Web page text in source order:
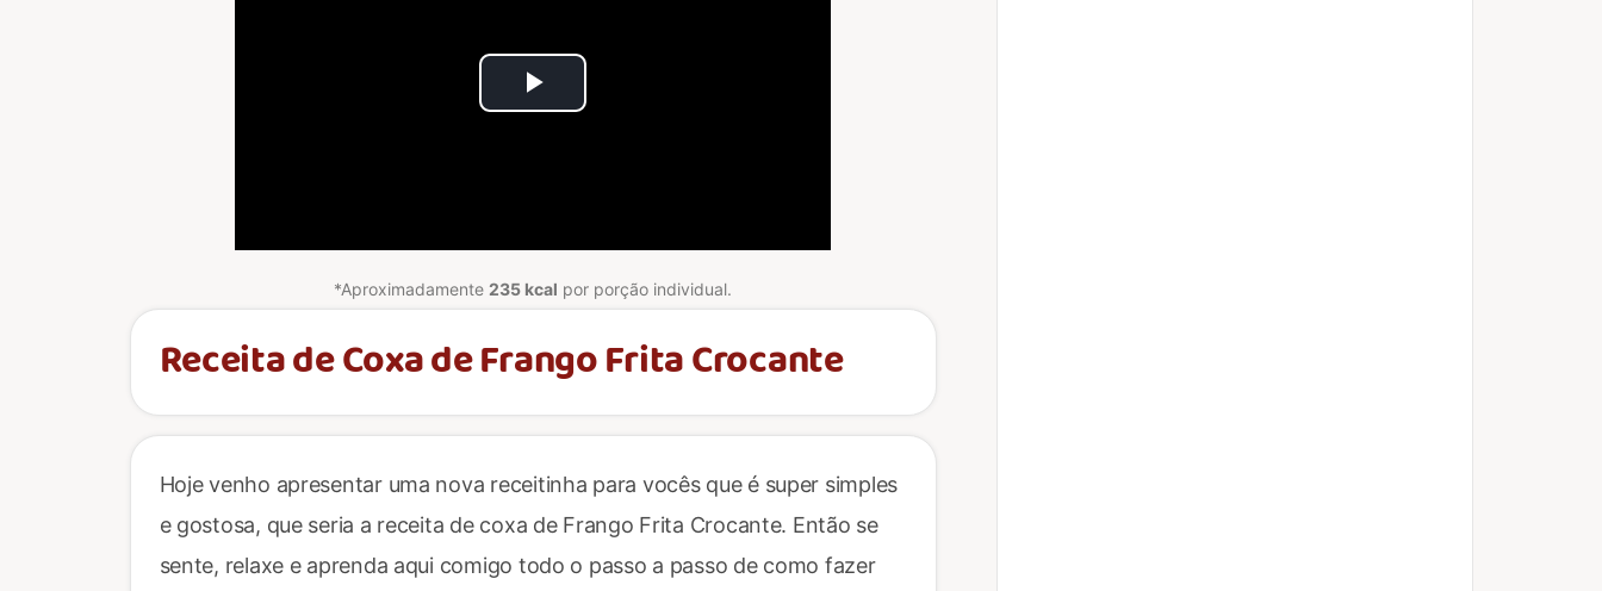
Play
*Aproximadamente 235 kcal por porção individual.
Receita de Coxa de Frango Frita Crocante
Hoje venho apresentar uma nova receitinha para vocês que é super simples
e gostosa, que seria a receita de coxa de Frango Frita Crocante. Então se
sente, relaxe e aprenda aqui comigo todo o passo a passo de como fazer